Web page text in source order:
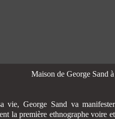
Maison de George Sand
vie, George Sand va
la première ethnographe voire